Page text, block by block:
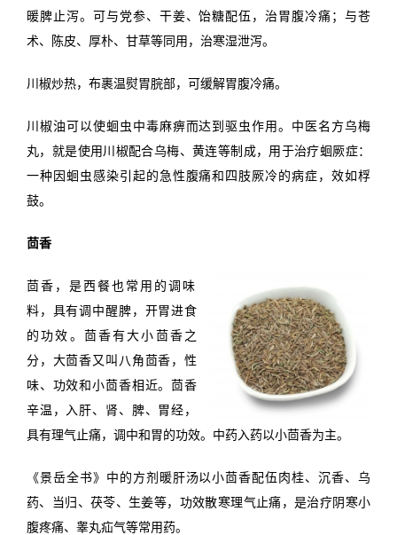
暖脾止泻。可与党参、干姜、饴糖配伍，治胃腹冷痛；与苍
术、陈皮、厚朴、甘草等同用，治寒湿泄泻。
川椒炒热，布裹温熨胃脘部，可缓解胃腹冷痛。
川椒油可以使蛔虫中毒麻痹而达到驱虫作用。中医名方乌梅
丸，就是使用川椒配合乌梅、黄连等制成，用于治疗蛔厥症：
一种因蛔虫感染引起的急性腹痛和四肢厥冷的病症，效如桴
鼓。
茴香
茴香，是西餐也常用的调味
料，具有调中醒脾，开胃进食
的功效。茴香有大小茴香之
分，大茴香又叫八角茴香，性
味、功效和小茴香相近。茴香
辛温，入肝、肾、脾、胃经，
具有理气止痛，调中和胃的功效。中药入药以小茴香为主。
《景岳全书》中的方剂暖肝汤以小茴香配伍肉桂、沉香、乌
药、当归、茯苓、生姜等，功效散寒理气止痛，是治疗阴寒小
腹疼痛、睾丸疝气等常用药。